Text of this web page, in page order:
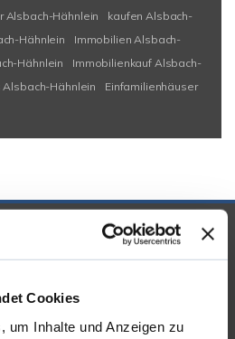
Cookies
um Inhalte und Anzeigen zu
Alsbach-Hähnlein
kaufen Alsbach-
Hähnlein
Immobilien Alsbach-
Hähnlein
Immobilienkauf Alsbach-
Alsbach-Hähnlein
Einfamilienhäuser
PARTNER &